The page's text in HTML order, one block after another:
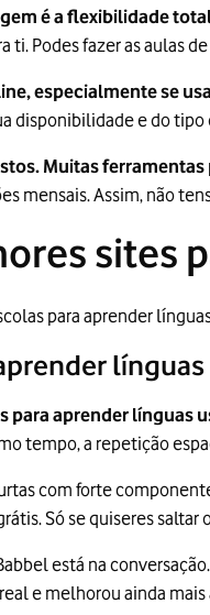
é a flexibilidade
ti. Podes fazer as aulas
especialmente se
disponibilidade e do tipo
Muitas
mensais. Assim, não
sites
para aprender
para aprender línguas
tempo, a repetição
com forte
Só se quiseres
está na
e melhorou ainda